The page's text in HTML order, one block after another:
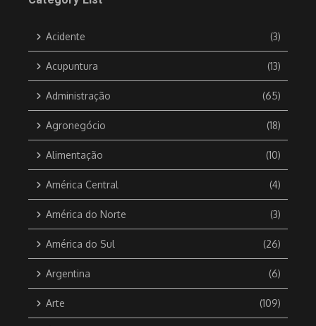
Acidente (3)
Acupuntura (13)
Administração (65)
Agronegócio (18)
Alimentação (10)
América Central (4)
América do Norte (3)
América do Sul (26)
Argentina (6)
Arte (109)